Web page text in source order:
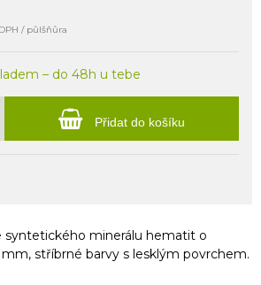
/ půlšňůra
– do 48h u tebe
Přidat do košíku
syntetického minerálu hematit o
stříbrné barvy s lesklým povrchem.